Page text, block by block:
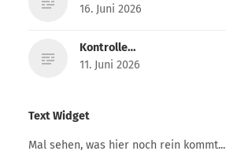
16. Juni 2026
Kontrolle…
11. Juni 2026
Text Widget
Mal sehen, was hier noch rein kommt...